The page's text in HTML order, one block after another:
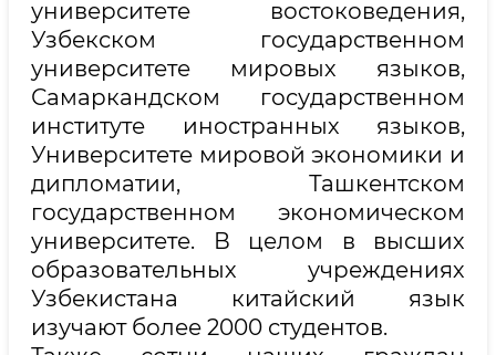
университете востоковедения,
Узбекском государственном
университете мировых языков,
Самаркандском государственном
институте иностранных языков,
Университете мировой экономики и
дипломатии, Ташкентском
государственном экономическом
университете. В целом в высших
образовательных учреждениях
Узбекистана китайский язык
изучают более 2000 студентов.